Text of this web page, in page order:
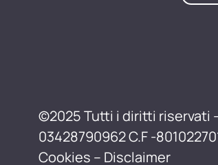
©2025 Tutti i diritti riservati –
03428790962 C.F -
Cookies – Disclaimer